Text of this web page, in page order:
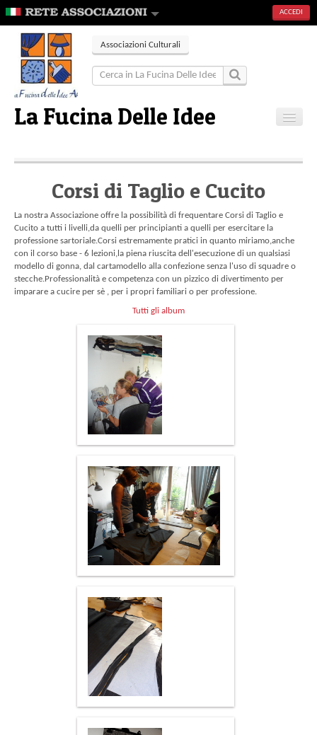
ACCEDI
Associazioni Culturali
La Fucina Delle Idee
Articoli
Eventi
Gallerie
Contatti
Corsi di Taglio e Cucito
La nostra Associazione offre la possibilità di frequentare Corsi di Taglio e
Cucito a tutti i livelli,da quelli per principianti a quelli per esercitare la
professione sartoriale.Corsi estremamente pratici in quanto miriamo,anche
con il corso base - 6 lezioni,la piena riuscita dell'esecuzione di un qualsiasi
modello di gonna, dal cartamodello alla confezione senza l'uso di squadre o
stecche.Professionalità e competenza con un pizzico di divertimento per
imparare a cucire per sè , per i propri familiari o per professione.
Tutti gli album